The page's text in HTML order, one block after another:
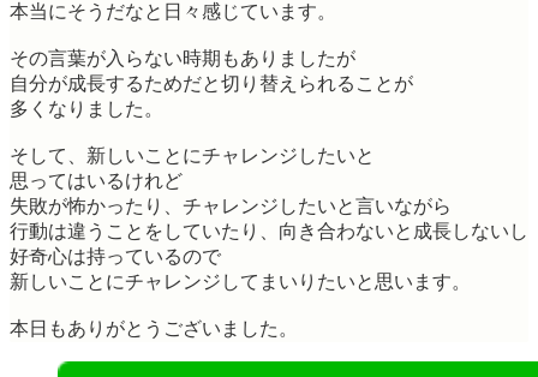
本当にそうだなと日々感じています。
その言葉が入らない時期もありましたが
自分が成長するためだと切り替えられることが
多くなりました。
そして、新しいことにチャレンジしたいと
思ってはいるけれど
失敗が怖かったり、チャレンジしたいと言いながら
行動は違うことをしていたり、向き合わないと成長しないし
好奇心は持っているので
新しいことにチャレンジしてまいりたいと思います。
本日もありがとうございました。